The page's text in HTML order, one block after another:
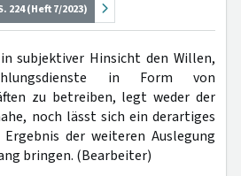
224 (Heft 7/2023)
subjektiver Hinsicht den Willen,
in Form von
zu betreiben, legt weder der
noch lässt sich ein derartiges
der weiteren Auslegung
bringen. (Bearbeiter)